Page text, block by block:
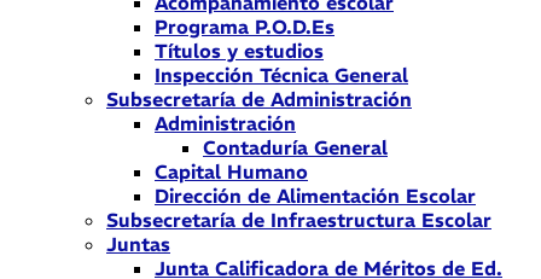
Programa P.O.D.Es
Títulos y estudios
Inspección Técnica General
Subsecretaría de Administración
Administración
Contaduría General
Capital Humano
Dirección de Alimentación Escolar
Subsecretaría de Infraestructura Escolar
Juntas
Junta Calificadora de Méritos de Ed.